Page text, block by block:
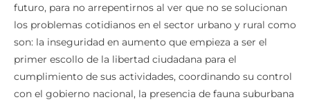
futuro, para no arrepentirnos al ver que no se solucionan
los problemas cotidianos en el sector urbano y rural como
son: la inseguridad en aumento que empieza a ser el
primer escollo de la libertad ciudadana para el
cumplimiento de sus actividades, coordinando su control
con el gobierno nacional, la presencia de fauna suburbana